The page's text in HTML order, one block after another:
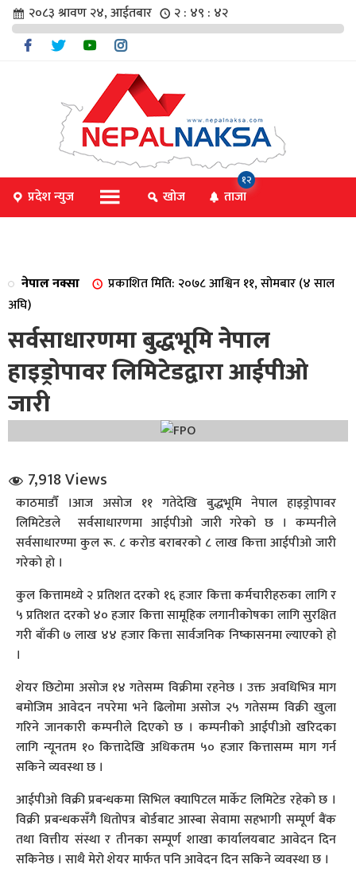
संवाद
२०८३ श्रावण २४, आईतबार २ : ४९ : ४२
प्रदेश न्युज खोज ताजा
१२
नेपाल नक्सा
प्रकाशित मिति: २०७८ आश्विन ११, सोमबार (४ साल
अघि)
सर्वसाधारणमा बुद्धभूमि नेपाल
हाइड्रोपावर लिमिटेडद्वारा आईपीओ
जारी
7,918 Views
काठमाडौँ ।आज असोज ११ गतेदेखि बुद्धभूमि नेपाल हाइड्रोपावर
लिमिटेडले सर्वसाधारणमा आईपीओ जारी गरेकाे छ । कम्पनीले
सर्वसाधारण्मा कुल रू. ८ करोड बराबरको ८ लाख कित्ता आईपीओ जारी
गरेकाे हाे ।
कुल कित्तामध्ये २ प्रतिशत दरको १६ हजार कित्ता कर्मचारीहरुका लागि र
५ प्रतिशत दरको ४० हजार कित्ता सामूहिक लगानीकोषका लागि सुरक्षित
गरी बाँकी ७ लाख ४४ हजार कित्ता सार्वजनिक निष्कासनमा ल्याएकाे हो
।
शेयर छिटोमा असोज १४ गतेसम्म विक्रीमा रहनेछ । उक्त अवधिभित्र माग
बमोजिम आवेदन नपरेमा भने ढिलोमा असोज २५ गतेसम्म विक्री खुला
गरिने जानकारी कम्पनीले दिएको छ । कम्पनीको आईपीओ खरिदका
लागि न्यूनतम १० कित्तादेखि अधिकतम ५० हजार कित्तासम्म माग गर्न
सकिने व्यवस्था छ ।
आईपीओ विक्री प्रबन्धकमा सिभिल क्यापिटल मार्केट लिमिटेड रहेको छ ।
विक्री प्रबन्धकसँगै धितोपत्र बोर्डबाट आस्बा सेवामा सहभागी सम्पूर्ण बैंक
तथा वित्तीय संस्था र तीनका सम्पूर्ण शाखा कार्यालयबाट आवेदन दिन
सकिनेछ । साथै मेरो शेयर मार्फत पनि आवेदन दिन सकिने व्यवस्था छ ।